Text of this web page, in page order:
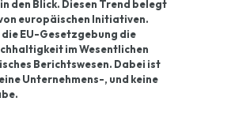
den Blick. Diesen Trend belegt
europäischen Initiativen.
EU-Gesetzgebung die
im Wesentlichen
Berichtswesen. Dabei ist
Unternehmens-, und keine